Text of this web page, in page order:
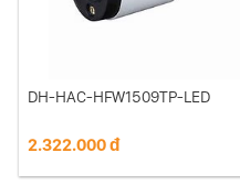
DH-HAC-HFW1509TP-LED
2.322.000 đ